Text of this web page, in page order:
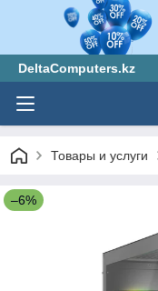
DeltaComputers.kz
Товары и услуги
–6%